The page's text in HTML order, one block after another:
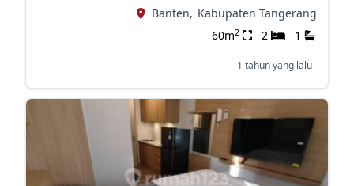
Banten, Kabupaten Tangerang
60m2 2 1
1 tahun yang lalu